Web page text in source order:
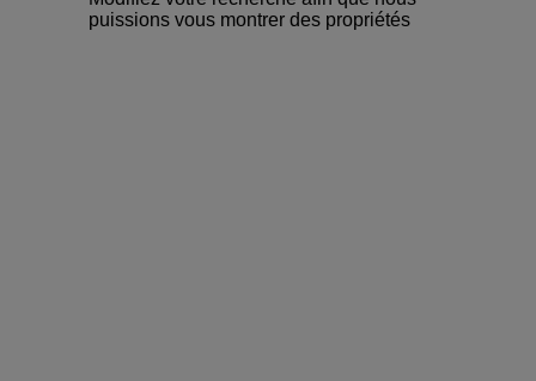
puissions vous montrer des propriétés